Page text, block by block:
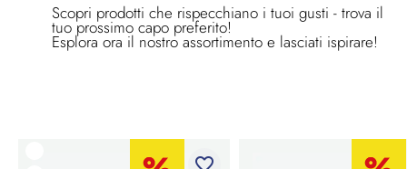
Scopri prodotti che rispecchiano i tuoi gusti - trova il
tuo prossimo capo preferito!
Esplora ora il nostro assortimento e lasciati ispirare!